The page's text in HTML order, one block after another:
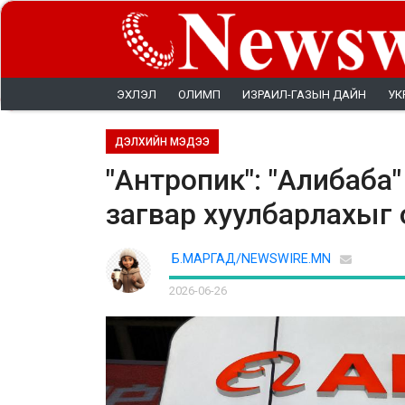
ЭХЛЭЛ ОЛИМП ИЗРАИЛ-ГАЗЫН ДАЙН
ДЭЛХИЙН МЭДЭЭ
"Антропик":
загвар
Б.МАРГАД/NEWSWIRE.MN
2026-06-26